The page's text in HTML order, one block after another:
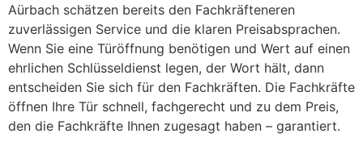
Aürbach schätzen bereits den Fachkräfteneren
zuverlässigen Service und die klaren Preisabsprachen.
Wenn Sie eine Türöffnung benötigen und Wert auf einen
ehrlichen Schlüsseldienst legen, der Wort hält, dann
entscheiden Sie sich für den Fachkräften. Die Fachkräfte
öffnen Ihre Tür schnell, fachgerecht und zu dem Preis,
den die Fachkräfte Ihnen zugesagt haben – garantiert.